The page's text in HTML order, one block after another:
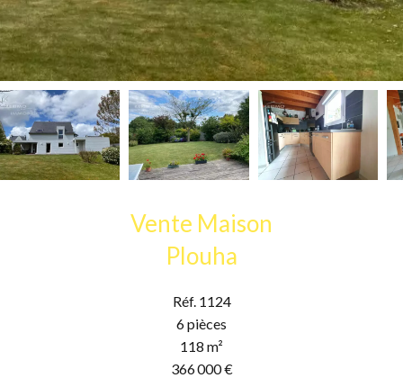
Vente Maison
Plouha
Réf. 1124
6 pièces
118 m²
366 000 €